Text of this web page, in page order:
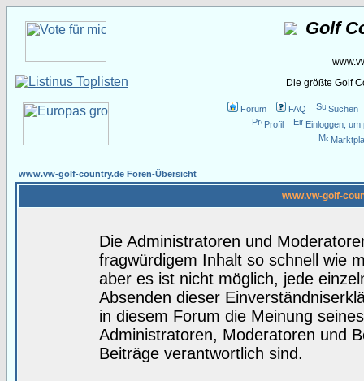
Golf
Die größte Golf
Forum FAQ
Suchen
Profil
Einloggen,
www.vw-golf-country.de Foren-Übersicht
www.vw-golf-
Die Administratoren und
fragwürdigem Inhalt so schnell wie
aber es ist nicht möglich, jede
Absenden dieser
in diesem Forum die Meinung
Administratoren, Moderatoren und
Beiträge verantwortlich sind.